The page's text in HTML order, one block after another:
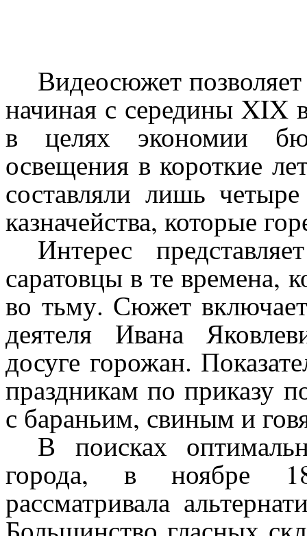
Видеосюжет
начиная с середины XIX
в целях экономии
освещения в короткие
составляли лишь
казначейства, которые
Интерес
саратовцы в те времена,
во тьму. Сюжет
деятеля Ивана
досуге горожан.
праздникам по приказу
с бараньим, свиным и
В поисках
города, в ноябре
рассматривала